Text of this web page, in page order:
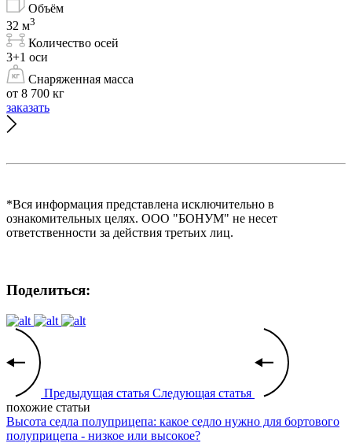
Объём
32 м3
Количество осей
3+1 оси
Снаряженная масса
от 8 700 кг
заказать
*Вся информация представлена исключительно в
ознакомительных целях. ООО "БОНУМ" не несет
ответственности за действия третьих лиц.
Поделиться:
Предыдущая статья Следующая статья
похожие статьи
Высота седла полуприцепа: какое седло нужно для бортового
полуприцепа - низкое или высокое?